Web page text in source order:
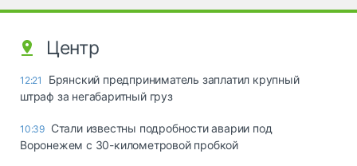
Центр
12:21
Брянский предприниматель заплатил крупный
штраф за негабаритный груз
10:39 Стали известны подробности аварии под
Воронежем с 30-километровой пробкой